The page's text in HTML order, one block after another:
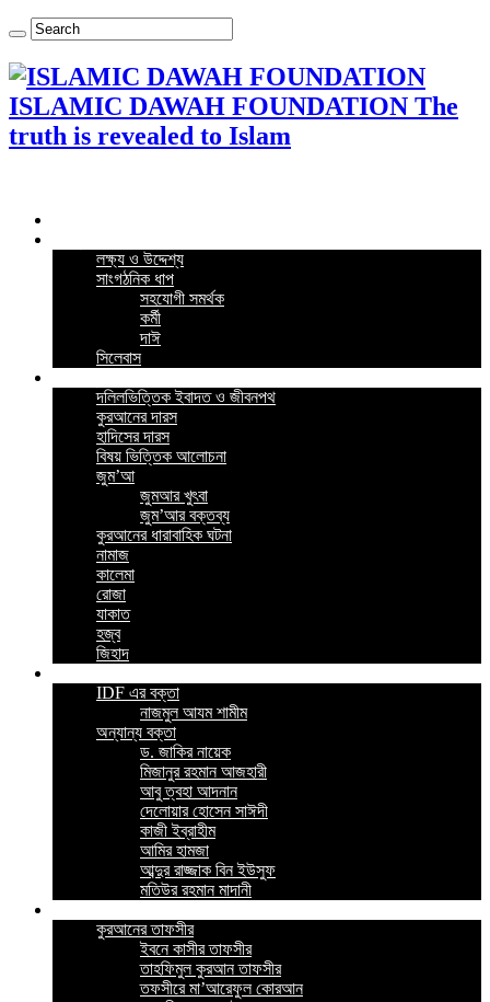
ISLAMIC DAWAH FOUNDATION The
truth is revealed to Islam
লক্ষ্য ও উদ্দেশ্য
সাংগঠনিক ধাপ
সহযোগী সমর্থক
কর্মী
দাঈ
সিলেবাস
দলিলভিত্তিক ইবাদত ও জীবনপথ
কুরআনের দারস
হাদিসের দারস
বিষয় ভিত্তিক আলোচনা
জুম’আ
জুমআর খুৎবা
জুম’আর বক্তব্য
কুরআনের ধারাবাহিক ঘটনা
নামাজ
কালেমা
রোজা
যাকাত
হজ্ব
জিহাদ
IDF এর বক্তা
নাজমুল আযম শামীম
অন্যান্য বক্তা
ড. জাকির নায়েক
মিজানুর রহমান আজহারী
আবু ত্বহা আদনান
দেলোয়ার হোসেন সাঈদী
কাজী ইব্রাহীম
আমির হামজা
আব্দুর রাজ্জাক বিন ইউসুফ
মতিউর রহমান মাদানী
কুরআনের তাফসীর
ইবনে কাসীর তাফসীর
তাহফিমুল কুরআন তাফসীর
তফসীরে মা’আরেফুল কোরআন